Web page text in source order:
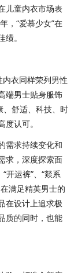
儿童内衣市场表
，“爱慕少女”在
。
衣同样荣列男性
端男士贴身服饰
、舒适、科技、时
认可。
需求持续变化和
求，深度探索面
开运裤”、“燚系
满足精英男士的
在设计上追求极
质的同时，也能